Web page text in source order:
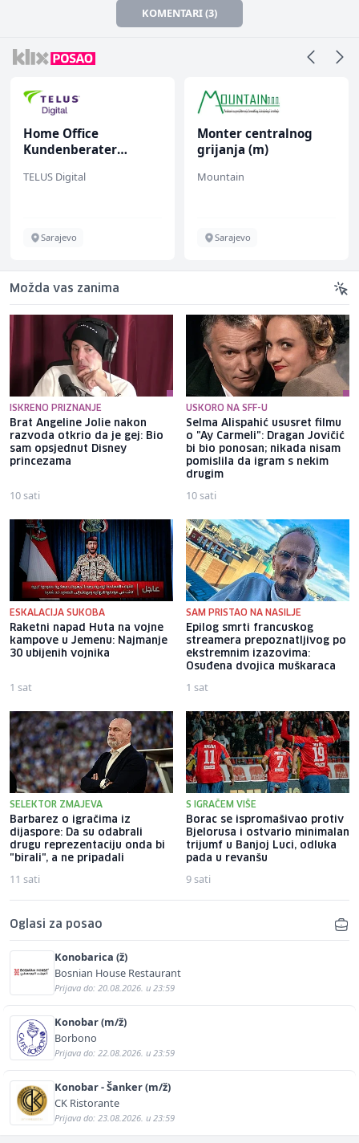
KOMENTARI (3)
Home Office
Kundenberater
renommiertes
TELUS Digital
Sarajevo
Monter centralnog
grijanja (m)
Mountain
Sarajevo
Možda vas zanima
ISKRENO PRIZNANJE
Brat Angeline Jolie nakon
razvoda otkrio da je gej: Bio
sam opsjednut Disney
princezama
10 sati
USKORO NA SFF-U
Selma Alispahić ususret filmu
o "Ay Carmeli": Dragan Jovičić
bi bio ponosan; nikada nisam
pomislila da igram s nekim
drugim
10 sati
ESKALACIJA SUKOBA
Raketni napad Huta na vojne
kampove u Jemenu: Najmanje
30 ubijenih vojnika
1 sat
SAM PRISTAO NA NASILJE
Epilog smrti francuskog
streamera prepoznatljivog po
ekstremnim izazovima:
Osuđena dvojica muškaraca
1 sat
SELEKTOR ZMAJEVA
Barbarez o igračima iz
dijaspore: Da su odabrali
drugu reprezentaciju onda bi
"birali", a ne pripadali
11 sati
S IGRAČEM VIŠE
Borac se ispromašivao protiv
Bjelorusa i ostvario minimalan
trijumf u Banjoj Luci, odluka
pada u revanšu
9 sati
Oglasi za posao
Konobarica (ž)
Bosnian House Restaurant
Prijava do: 20.08.2026. u 23:59
Konobar (m/ž)
Borbono
Prijava do: 22.08.2026. u 23:59
Konobar - Šanker (m/ž)
CK Ristorante
Prijava do: 23.08.2026. u 23:59